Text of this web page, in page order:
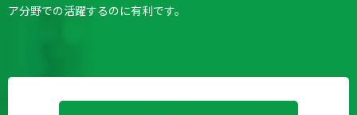
ア分野での活躍するのに有利です。